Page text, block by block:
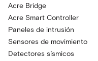
Acre Bridge
Acre Smart Controller
Paneles de intrusión
Sensores de movimiento
Detectores sísmicos